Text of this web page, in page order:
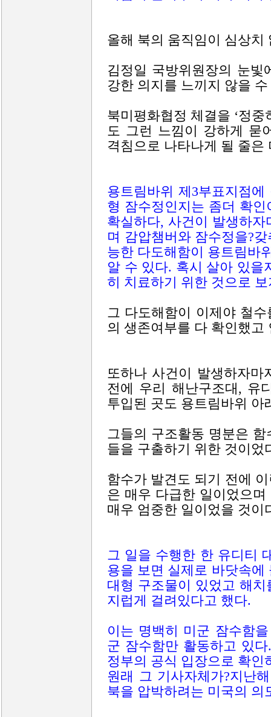
올해 북의 움직임이 심상치
김정일 국방위원장의 눈
강한 의지를 느끼지 않을
북미평화협정 체결을 ‘정
도 그런 느낌이 강하게 묻
격침으로 나타나게 될 줄은
용트림바위 제3부표지점
형 잠수정인지는 좀더 확
확실하다, 사건이 발생하
며 감압챔버와 잠수정을?
능한 다도해함이 용트림바
알 수 있다. 혹시 살아 있을
히 치료하기 위한 것으로
그 다도해함이 이제야 철
의 생존여부를 다 확인했고
또하나 사건이 발생하자
전에 우리 해난구조대, 유
투입된 곳도 용트림바위 아
그들의 구조활동 명분은
들을 구출하기 위한 것이었
함수가 발견도 되기 전에
은 매우 다급한 일이었으
매우 엄중한 일이었을 것이
그 일을 수행한 한 유디티
용을 보면 실제로 바닷속
대형 구조물이 있었고 해
지럽게 걸려있다고 했다.
이는 명백히 미군 잠수함
군 잠수함만 활동하고 있
정부의 공식 입장으로 확인
원래 그 기사자체가?지난
북을 압박하려는 미국의 의